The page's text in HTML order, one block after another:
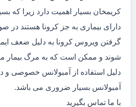
کریمخان بسیار اهمیت دارد زیرا که
دارای بیماری به جز کرونا هستند در
گرفتن ویروس کرونا به دلیل ضعف
شوند و ممکن است که به مرگ بیمار
دلیل استفاده از آمبولانس خصوصی و
آمبولانس بسیار ضروری می باشد.
با ما تماس بگیرید